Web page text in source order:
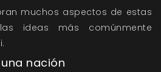
muchos aspectos de estas
ideas más comúnmente
nación